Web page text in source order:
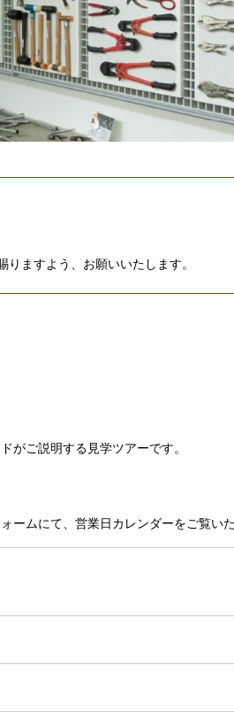
ますよう、お願いいたします。
がご説明する見学ツアーです。
ームにて、営業日カレンダーをご覧い